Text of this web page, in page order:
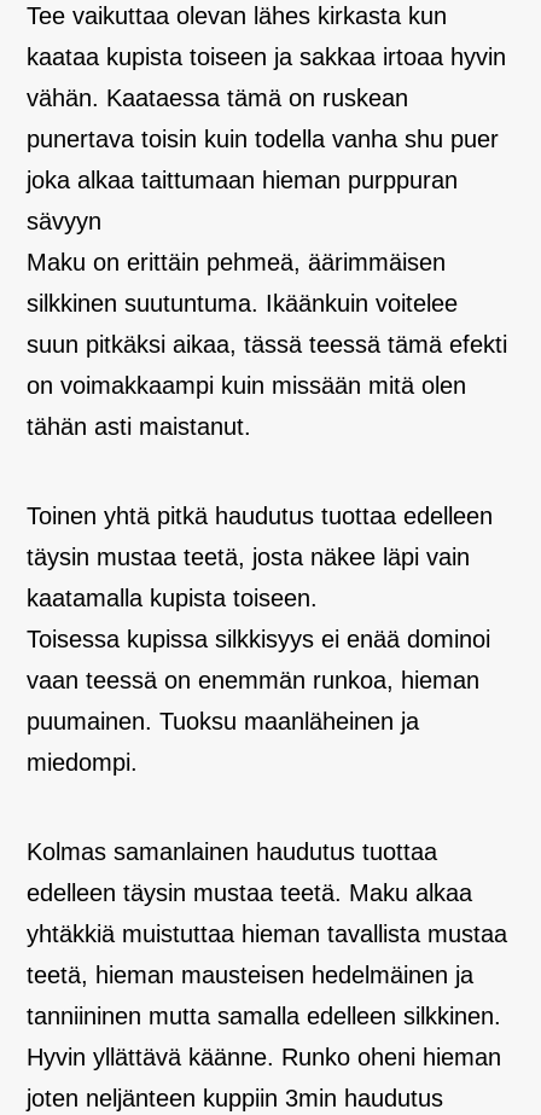
Tee vaikuttaa olevan lähes kirkasta kun
kaataa kupista toiseen ja sakkaa irtoaa hyvin
vähän. Kaataessa tämä on ruskean
punertava toisin kuin todella vanha shu puer
joka alkaa taittumaan hieman purppuran
sävyyn
Maku on erittäin pehmeä, äärimmäisen
silkkinen suutuntuma. Ikäänkuin voitelee
suun pitkäksi aikaa, tässä teessä tämä efekti
on voimakkaampi kuin missään mitä olen
tähän asti maistanut.
Toinen yhtä pitkä haudutus tuottaa edelleen
täysin mustaa teetä, josta näkee läpi vain
kaatamalla kupista toiseen.
Toisessa kupissa silkkisyys ei enää dominoi
vaan teessä on enemmän runkoa, hieman
puumainen. Tuoksu maanläheinen ja
miedompi.
Kolmas samanlainen haudutus tuottaa
edelleen täysin mustaa teetä. Maku alkaa
yhtäkkiä muistuttaa hieman tavallista mustaa
teetä, hieman mausteisen hedelmäinen ja
tanniininen mutta samalla edelleen silkkinen.
Hyvin yllättävä käänne. Runko oheni hieman
joten neljänteen kuppiin 3min haudutus